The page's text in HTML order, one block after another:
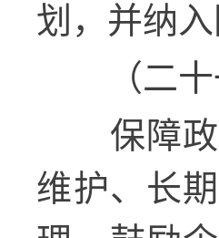
划，并纳
（二
保障
维护、长